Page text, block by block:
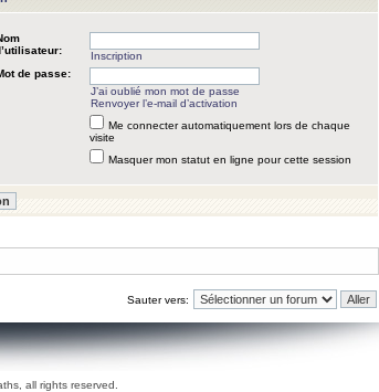
Inscription
de passe:
J’ai oublié mon mot de passe
Renvoyer l’e-mail d’activation
Me connecter automatiquement lors de chaque
visite
Masquer mon statut en ligne pour cette session
Sauter vers:
all rights reserved.